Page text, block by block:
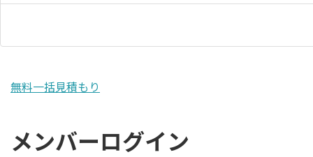
無料一括見積もり
メンバーログイン